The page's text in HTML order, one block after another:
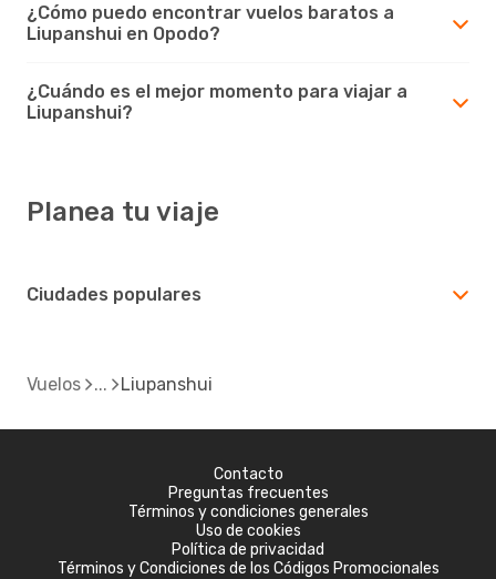
¿Cómo puedo encontrar vuelos baratos a
Liupanshui en Opodo?
¿Cuándo es el mejor momento para viajar a
Liupanshui?
Planea tu viaje
Ciudades populares
Vuelos Liupanshui
Contacto
Preguntas frecuentes
Términos y condiciones generales
Uso de cookies
Política de privacidad
Términos y Condiciones de los Códigos Promocionales